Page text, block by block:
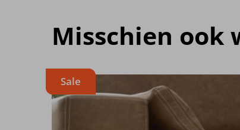
Misschien ook
Sale